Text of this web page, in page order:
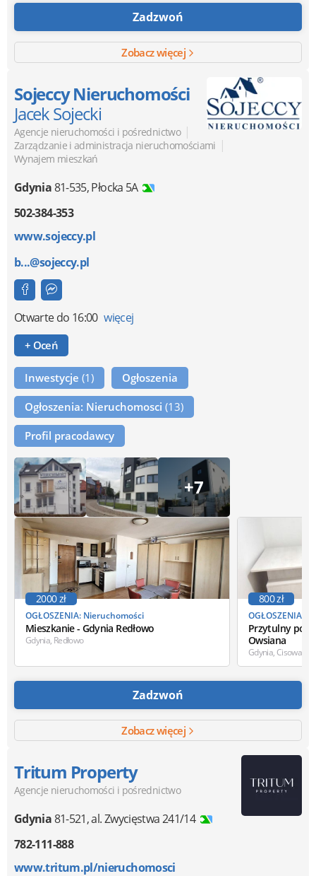
Zadzwoń
Zobacz więcej
Sojeccy Nieruchomości
Jacek Sojecki
Agencje nieruchomości i pośrednictwo |
Zarządzanie i administracja nieruchomościami |
Wynajem mieszkań
Gdynia81-535,Płocka 5A
502-384-353
www.sojeccy.pl
b...@sojeccy.pl
Otwartedo 16:00 więcej
+ Oceń
Inwestycje (1) Ogłoszenia
Ogłoszenia: Nieruchomosci (13)
Profil pracodawcy
+7
OGŁOSZENIA: Nieruchomości
Mieszkanie - Gdynia Redłowo
2000 zł
Gdynia, Redłowo
OGŁOSZENIA:
Przytulny
Owsiana
800 zł
Gdynia, Cisowa
Zadzwoń
Zobacz więcej
Tritum Property
Agencje nieruchomości i pośrednictwo
Gdynia81-521,al. Zwycięstwa 241/14
782-111-888
www.tritum.pl/nieruchomosci